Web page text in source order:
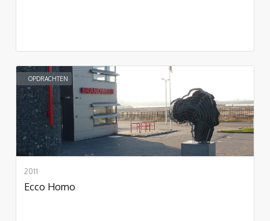
OPDRACHTEN
2011
Ecco Homo